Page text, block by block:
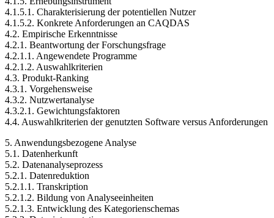
4.1.5. Erhebungsinstrument
4.1.5.1. Charakterisierung der potentiellen Nutzer
4.1.5.2. Konkrete Anforderungen an CAQDAS
4.2. Empirische Erkenntnisse
4.2.1. Beantwortung der Forschungsfrage
4.2.1.1. Angewendete Programme
4.2.1.2. Auswahlkriterien
4.3. Produkt-Ranking
4.3.1. Vorgehensweise
4.3.2. Nutzwertanalyse
4.3.2.1. Gewichtungsfaktoren
5. Anwendungsbezogene Analyse
5.1. Datenherkunft
5.2. Datenanalyseprozess
5.2.1. Datenreduktion
5.2.1.1. Transkription
5.2.1.2. Bildung von Analyseeinheiten